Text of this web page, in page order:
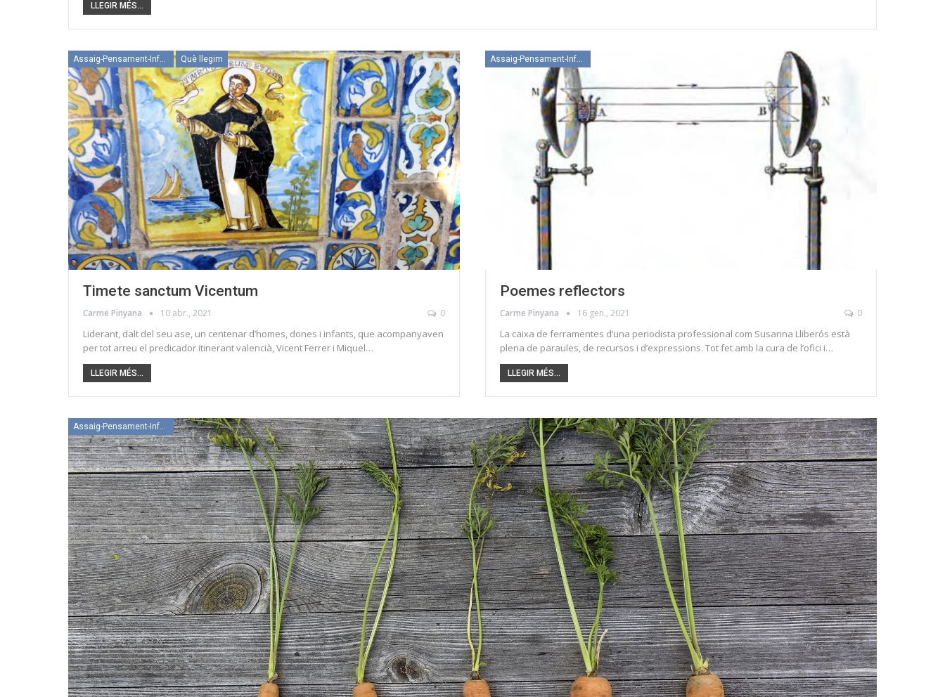
LLEGIR MÉS...
Assaig-Pensament-Informació Què llegim
Timete sanctum Vicentum
Carme Pinyana 10 abr., 2021 0
Liderant, dalt del seu ase, un centenar d’homes, dones i infants, que acompanyaven
per tot arreu el predicador itinerant valencià, Vicent Ferrer i Miquel…
LLEGIR MÉS...
Assaig-Pensament-Informació
Poemes reflectors
Carme Pinyana 16 gen., 2021 0
La caixa de ferramentes d’una periodista professional com Susanna Lliberós està
plena de paraules, de recursos i d’expressions. Tot fet amb la cura de l’ofici i…
LLEGIR MÉS...
Assaig-Pensament-Informació